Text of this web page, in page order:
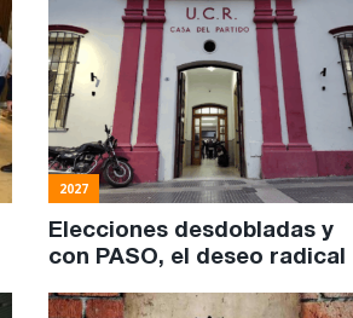
2027
Elecciones desdobladas y
con PASO, el deseo radical